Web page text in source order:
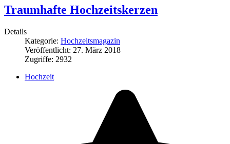
Traumhafte Hochzeitskerzen
Details
Kategorie: Hochzeitsmagazin
Veröffentlicht: 27. März 2018
Zugriffe: 2932
Hochzeit